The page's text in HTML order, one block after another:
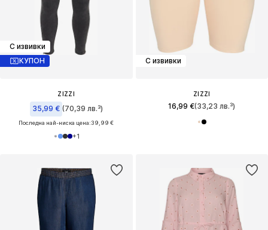
С извивки
КУПОН
ZIZZI
35,99 € (70,39 лв.³)
Последна най-ниска цена:39,99 €
+1
С извивки
ZIZZI
16,99 €(33,23 лв.³)